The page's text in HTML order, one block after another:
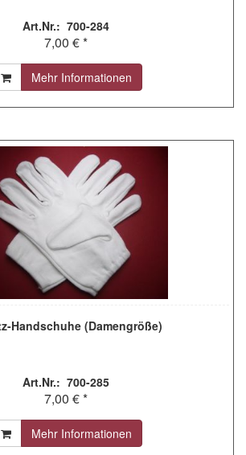
Art.Nr.: 700-284
7,00 € *
Mehr Informationen
Handschuhe (Damengröße)
Art.Nr.: 700-285
7,00 € *
Mehr Informationen